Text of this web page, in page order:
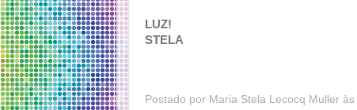
LUZ!
STELA
Postado por Maria Stela Lecocq Muller às